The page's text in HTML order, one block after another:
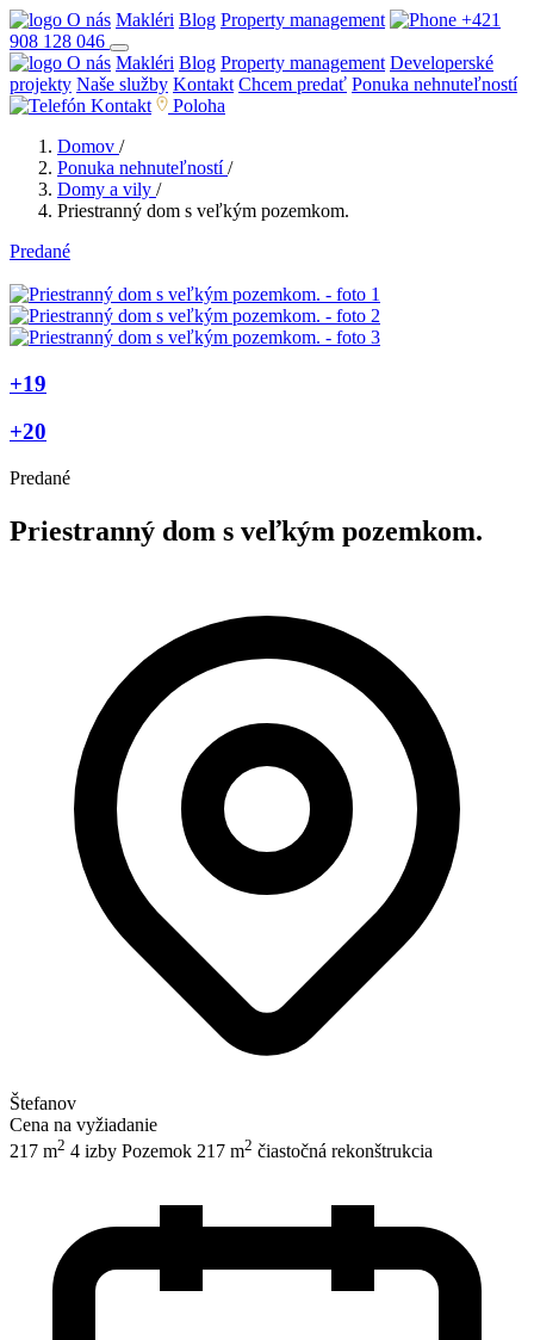
O nás Makléri Blog Property management
+421
908 128 046
O nás Makléri Blog Property management Developerské
projekty Naše služby Kontakt Chcem predať Ponuka nehnuteľností
Kontakt
Poloha
Domov /
Ponuka nehnuteľností /
Domy a vily /
Priestranný dom s veľkým pozemkom.
Predané
+19
+20
Predané
Priestranný dom s veľkým pozemkom.
Štefanov
Cena na vyžiadanie
217 m2 4 izby Pozemok 217 m2 čiastočná rekonštrukcia